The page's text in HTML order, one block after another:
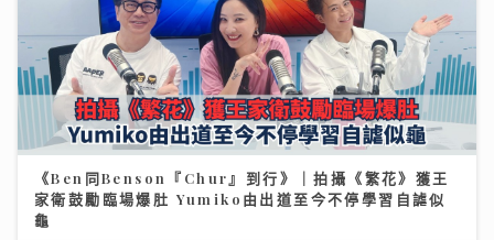
《Ben同Benson『Chur』到行》｜拍攝《繁花》獲王
家衛鼓勵臨場爆肚 Yumiko由出道至今不停學習自謔似
龜